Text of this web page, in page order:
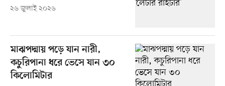
২৬ জুলাই ২০২৬
মাঝপদ্মায় পড়ে যান নারী,
কচুরিপানা ধরে ভেসে যান ৩০
কিলোমিটার